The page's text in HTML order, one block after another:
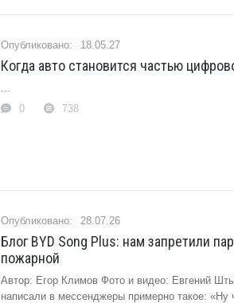
18.05.27
Когда авто становится частью
...
0
738
28.07.26
Блог BYD Song Plus: нам запретили
пожарной
Автор: Егор Климов Фото и видео: Евгений
написали в мессенджеры примерно такое: